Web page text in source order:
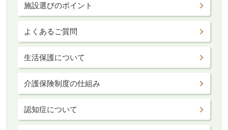
施設選びのポイント
よくあるご質問
生活保護について
介護保険制度の仕組み
認知症について